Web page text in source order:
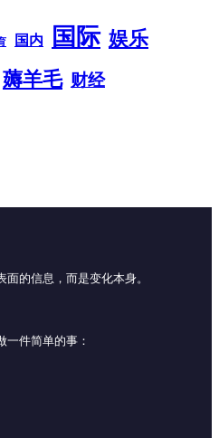
国内 国际 娱乐
薅羊毛 财经
的信息，而是变化本身。
一件简单的事：